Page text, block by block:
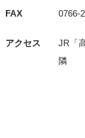
FAX 0766-
アクセス
JR「
隣